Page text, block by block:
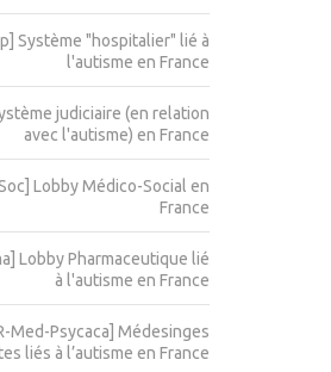
Système "hospitalier" lié à
l'autisme en France
judiciaire (en relation
avec l'autisme) en France
Lobby Médico-Social en
France
Lobby Pharmaceutique lié
à l'autisme en France
Med-Psycaca] Médesinges
liés à l’autisme en France